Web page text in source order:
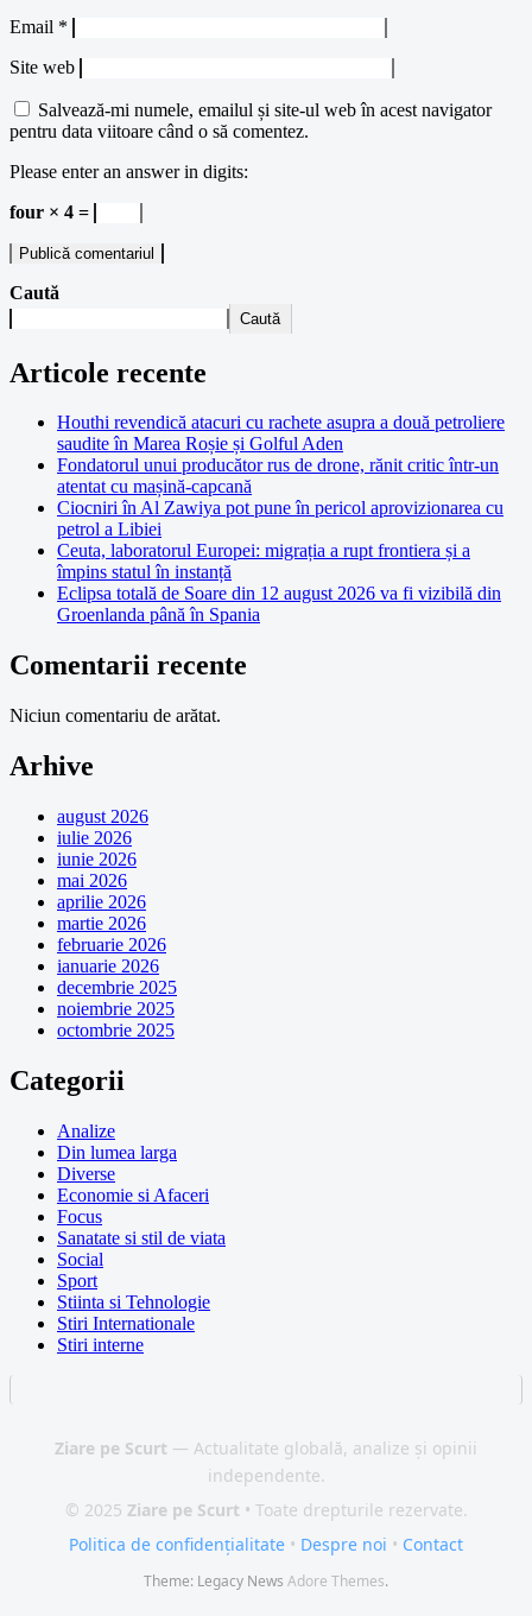
Email *
Site web
Salvează-mi numele, emailul și site-ul web în acest navigator
pentru data viitoare când o să comentez.
Please enter an answer in digits:
four × 4 =
Caută
Caută
Articole recente
Houthi revendică atacuri cu rachete asupra a două petroliere
saudite în Marea Roșie și Golful Aden
Fondatorul unui producător rus de drone, rănit critic într-un
atentat cu mașină-capcană
Ciocniri în Al Zawiya pot pune în pericol aprovizionarea cu
petrol a Libiei
Ceuta, laboratorul Europei: migrația a rupt frontiera și a
împins statul în instanță
Eclipsa totală de Soare din 12 august 2026 va fi vizibilă din
Groenlanda până în Spania
Comentarii recente
Niciun comentariu de arătat.
Arhive
august 2026
iulie 2026
iunie 2026
mai 2026
aprilie 2026
martie 2026
februarie 2026
ianuarie 2026
decembrie 2025
noiembrie 2025
octombrie 2025
Categorii
Analize
Din lumea larga
Diverse
Economie si Afaceri
Focus
Sanatate si stil de viata
Social
Sport
Stiinta si Tehnologie
Stiri Internationale
Stiri interne
Ziare pe Scurt — Actualitate globală, analize și opinii
independente.
© 2025 Ziare pe Scurt • Toate drepturile rezervate.
Politica de confidențialitate • Despre noi • Contact
Theme: Legacy News Adore Themes.